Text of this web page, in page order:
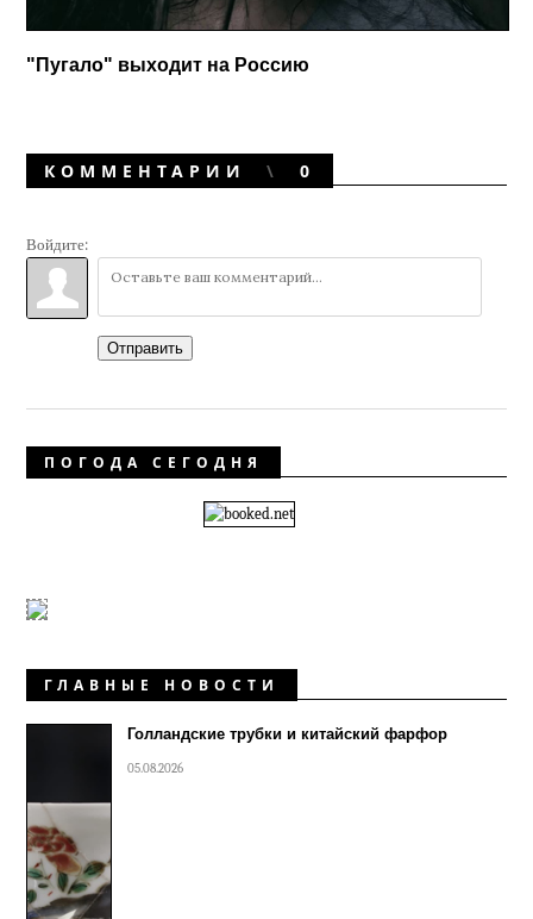
"Пугало" выходит на Россию
КОММЕНТАРИИ 0
Войдите:
Отправить
ПОГОДА СЕГОДНЯ
ГЛАВНЫЕ НОВОСТИ
Голландские трубки и китайский фарфор
05.08.2026